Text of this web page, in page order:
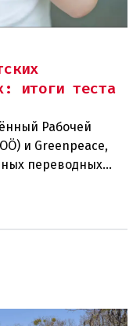
итоги теста
Рабочей
и Greenpeace,
переводных